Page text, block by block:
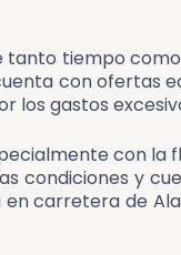
tiempo
con
los gastos
con
condiciones y
carretera de